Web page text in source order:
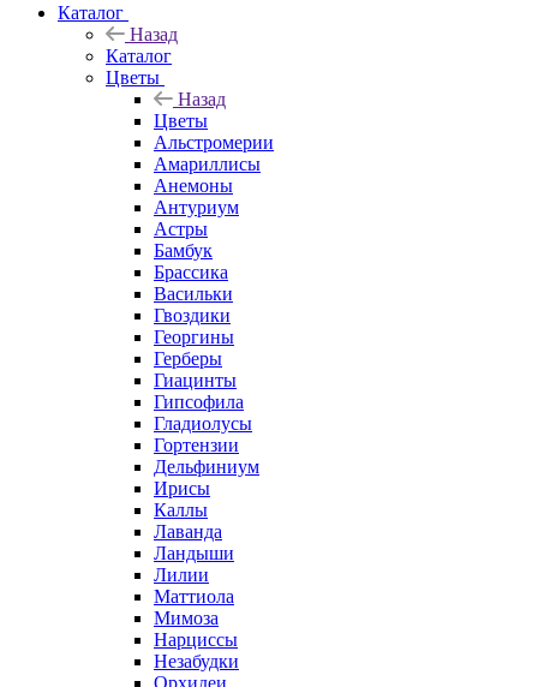
Каталог
Назад
Каталог
Цветы
Назад
Цветы
Альстромерии
Амариллисы
Анемоны
Антуриум
Астры
Бамбук
Брассика
Васильки
Гвоздики
Георгины
Герберы
Гиацинты
Гипсофила
Гладиолусы
Гортензии
Дельфиниум
Ирисы
Каллы
Лаванда
Ландыши
Лилии
Маттиола
Мимоза
Нарциссы
Незабудки
Орхидеи